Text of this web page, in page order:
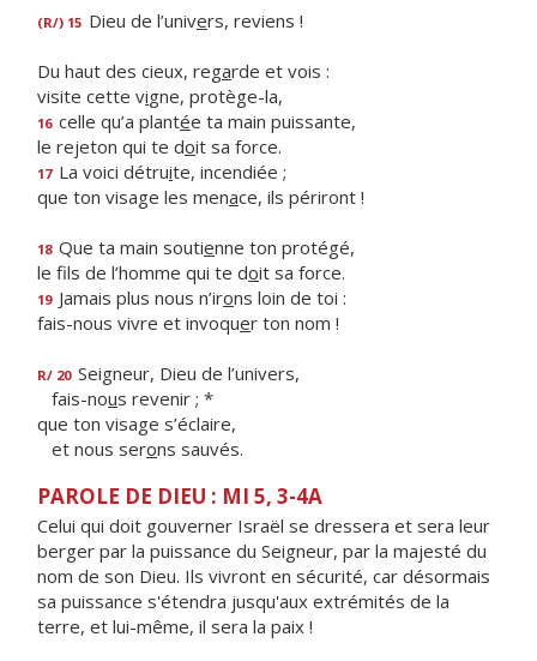
(R/) 15 Dieu de l’univers, reviens !
Du haut des cieux, regarde et vois :
visite cette vigne, protège-la,
16 celle qu’a plantée ta main puissante,
le rejeton qui te doit sa force.
17 La voici détruite, incendiée ;
que ton visage les menace, ils périront !
18 Que ta main soutienne ton protégé,
le fils de l’homme qui te doit sa force.
19 Jamais plus nous n’irons loin de toi :
fais-nous vivre et invoquer ton nom !
R/ 20 Seigneur, Dieu de l’univers,
fais-nous revenir ; *
que ton visage s’éclaire,
et nous serons sauvés.
PAROLE DE DIEU : MI 5, 3-4A
Celui qui doit gouverner Israël se dressera et sera leur
berger par la puissance du Seigneur, par la majesté du
nom de son Dieu. Ils vivront en sécurité, car désormais
sa puissance s'étendra jusqu'aux extrémités de la
terre, et lui-même, il sera la paix !